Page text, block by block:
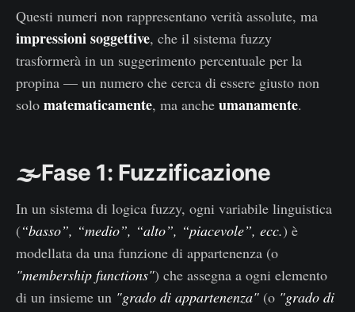
Questi numeri non rappresentano verità assolute, ma
impressioni soggettive, che il sistema fuzzy
trasformerà in un suggerimento percentuale per la
propina — un numero che cerca di essere giusto non
solo matematicamente, ma anche umanamente.
🌫️Fase 1: Fuzzificazione
In un sistema di logica fuzzy, ogni variabile linguistica
(“basso”, “medio”, “alto”, “piacevole”, ecc.) è
modellata da una funzione di appartenenza (o
"membership functions") che assegna a ogni elemento
di un insieme un "grado di appartenenza" (o "grado di